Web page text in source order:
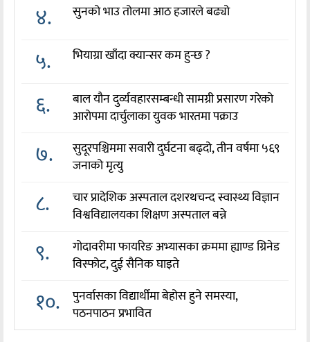
४. सुनको भाउ तोलमा आठ हजारले बढ्यो
५. भियाग्रा खाँदा क्यान्सर कम हुन्छ ?
६.
बाल यौन दुर्व्यवहारसम्बन्धी सामग्री प्रसारण गरेको
आरोपमा दार्चुलाका युवक भारतमा पक्राउ
७.
सुदूरपश्चिममा सवारी दुर्घटना बढ्दो, तीन वर्षमा ५६९
जनाको मृत्यु
८.
चार प्रादेशिक अस्पताल दशरथचन्द स्वास्थ्य विज्ञान
विश्वविद्यालयका शिक्षण अस्पताल बन्ने
९.
गोदावरीमा फायरिङ अभ्यासका क्रममा ह्याण्ड ग्रिनेड
विस्फोट, दुई सैनिक घाइते
१०.
पुनर्वासका विद्यार्थीमा बेहोस हुने समस्या,
पठनपाठन प्रभावित